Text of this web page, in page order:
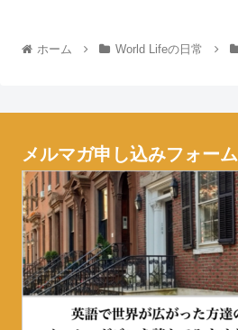
ホーム World Lifeの日常
メルマガ申し込みフォーム